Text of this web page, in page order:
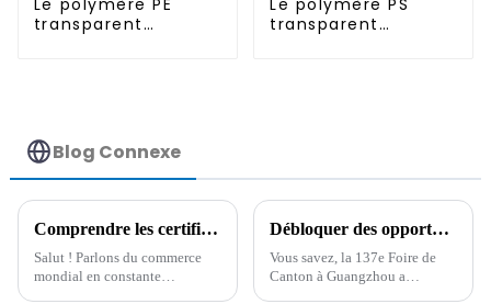
Le polymère PE
transparent
Le polymère PS
transparent
Blog Connexe
Comprendre les certifications d'import-export pour les meilleurs composés plastiques dans le commerce mondial
Salut ! Parlons du commerce
mondial en constante
Débloquer des opportunités mondiales avec des agents résistants à la chaleur à la 137e Foire de Canton à Guangzhou
Vous savez, la 137e Foire de
Canton à Guangzhou a